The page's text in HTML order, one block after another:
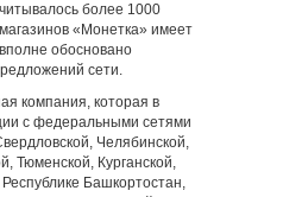
более 1000
«Монетка» имеет
обосновано
сети.
компания, которая в
с федеральными сетями
Челябинской,
Тюменской, Курганской,
Башкортостан,